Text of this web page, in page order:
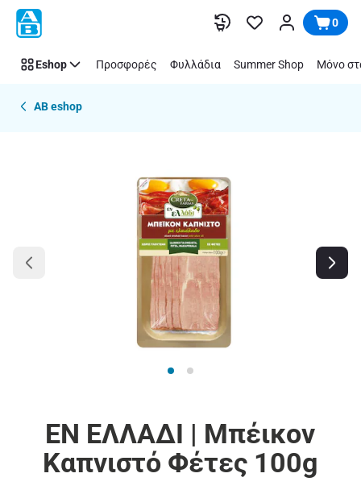
Παράλειψη 0
Eshop Προσφορές Φυλλάδια Summer Shop Μόνο
AB eshop
ΕΝ ΕΛΛΑΔΙ | Μπέικον
Καπνιστό Φέτες 100g